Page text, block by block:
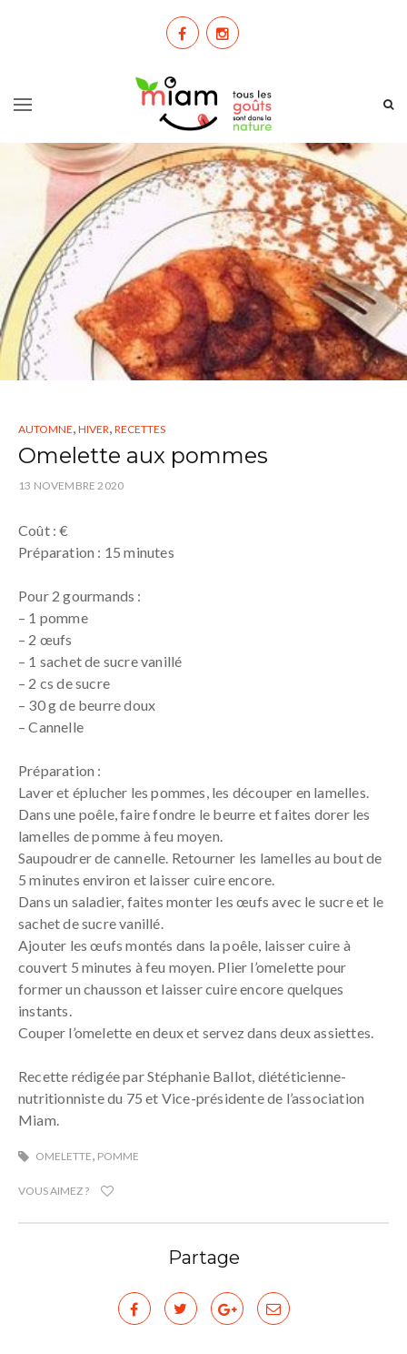
AUTOMNE, HIVER, RECETTES
Omelette aux pommes
13 NOVEMBRE 2020
Coût : €
Préparation : 15 minutes
Pour 2 gourmands :
– 1 pomme
– 2 œufs
– 1 sachet de sucre vanillé
– 2 cs de sucre
– 30 g de beurre doux
– Cannelle
Préparation :
Laver et éplucher les pommes, les découper en lamelles.
Dans une poêle, faire fondre le beurre et faites dorer les
lamelles de pomme à feu moyen.
Saupoudrer de cannelle. Retourner les lamelles au bout de
5 minutes environ et laisser cuire encore.
Dans un saladier, faites monter les œufs avec le sucre et le
sachet de sucre vanillé.
Ajouter les œufs montés dans la poêle, laisser cuire à
couvert 5 minutes à feu moyen. Plier l’omelette pour
former un chausson et laisser cuire encore quelques
instants.
Couper l’omelette en deux et servez dans deux assiettes.
Recette rédigée par Stéphanie Ballot, diététicienne-
nutritionniste du 75 et Vice-présidente de l’association
Miam.
OMELETTE, POMME
VOUS AIMEZ ?
Partage